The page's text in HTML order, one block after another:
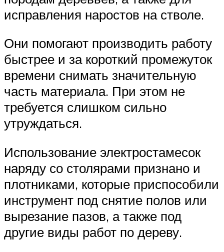
исправления наростов на стволе.
Они помогают производить работу
быстрее и за короткий промежуток
времени снимать значительную
часть материала. При этом не
требуется слишком сильно
утруждаться.
Использование электростамесок
наряду со столярами признано и
плотниками, которые приспособили
инструмент под снятие полов или
вырезание пазов, а также под
другие виды работ по дереву.